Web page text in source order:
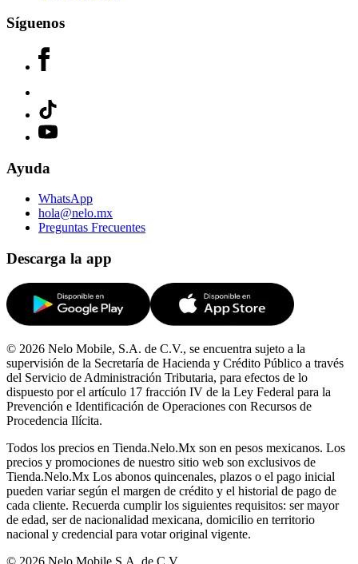
Síguenos
Ayuda
WhatsApp
hola@nelo.mx
Preguntas Frecuentes
Descarga la app
© 2026 Nelo Mobile, S.A. de C.V., se encuentra sujeto a la
supervisión de la Secretaría de Hacienda y Crédito Público a través
del Servicio de Administración Tributaria, para efectos de lo
dispuesto por el artículo 17 fracción IV de la Ley Federal para la
Prevención e Identificación de Operaciones con Recursos de
Procedencia Ilícita.
Todos los precios en Tienda.Nelo.Mx son en pesos mexicanos. Los
precios y promociones de nuestro sitio web son exclusivos de
Tienda.Nelo.Mx Los abonos quincenales, plazos o el pago inicial
pueden variar según el margen de crédito y el historial de pago de
cada cliente. Recuerda cumplir los siguientes requisitos: ser mayor
de edad, ser de nacionalidad mexicana, domicilio en territorio
nacional y credencial para votar original vigente.
© 2026 Nelo Mobile S.A. de C.V.